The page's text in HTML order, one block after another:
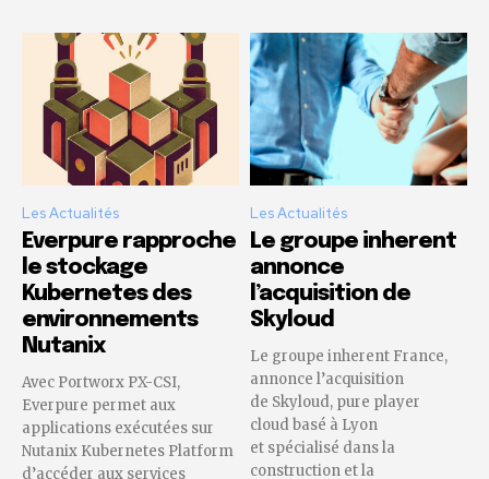
Les Actualités
Everpure rapproche
le stockage
Kubernetes des
environnements
Nutanix
Avec Portworx PX-CSI,
Everpure permet aux
applications exécutées sur
Nutanix Kubernetes Platform
d’accéder aux services
Les Actualités
Le groupe inherent
annonce
l’acquisition de
Skyloud
Le groupe inherent France,
annonce l’acquisition
de Skyloud, pure player
cloud basé à Lyon
et spécialisé dans la
construction et la